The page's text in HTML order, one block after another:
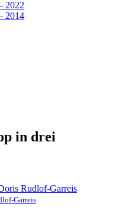
2022
2014
in drei
Garreis